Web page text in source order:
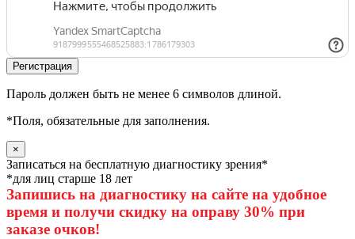
Пароль должен быть не менее 6 символов длиной.
*Поля, обязательные для заполнения.
×
Записаться на бесплатную диагностику зрения*
*для лиц старше 18 лет
Запишись на диагностику на сайте на удобное
время и получи скидку на оправу 30% при
заказе очков!